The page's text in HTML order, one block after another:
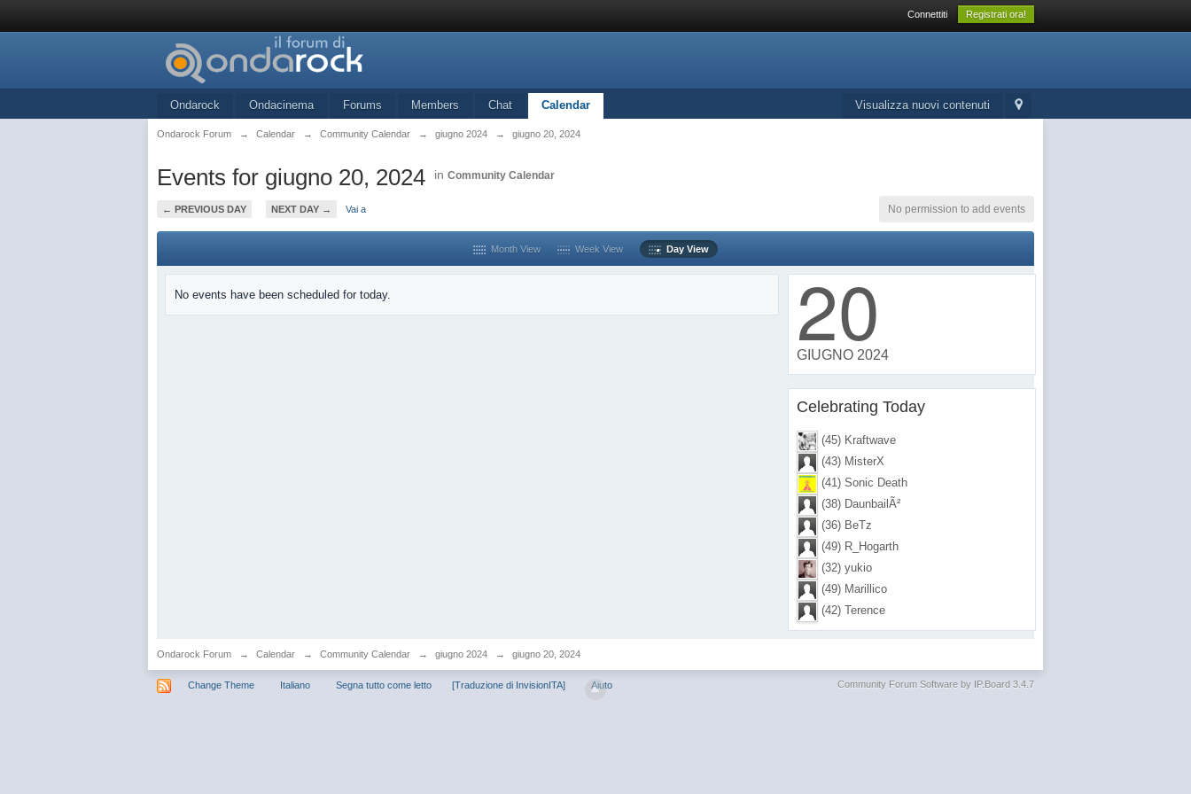
Connettiti Registrati ora!
Visualizza nuovi contenuti
Ondarock Ondacinema Forums Members Chat Calendar
Ondarock Forum → Calendar → Community Calendar → giugno 2024 → giugno 20, 2024
Events for giugno 20, 2024 in Community Calendar
← PREVIOUS DAY NEXT DAY → Vai a No permission to add events
Month View Week View Day View
No events have been scheduled for today. 20
GIUGNO 2024
Celebrating Today
(45) Kraftwave
(43) MisterX
(41) Sonic Death
(38) DaunbailÃ²
(36) BeTz
(49) R_Hogarth
(32) yukio
(49) Marillico
(42) Terence
Ondarock Forum → Calendar → Community Calendar → giugno 2024 → giugno 20, 2024
Change Theme Italiano Segna tutto come letto [Traduzione di InvisionITA] Aiuto Community Forum Software by IP.Board 3.4.7